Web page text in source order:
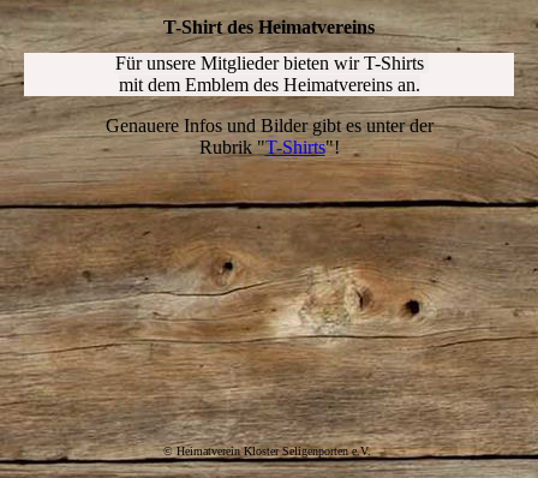
T-Shirt des Heimatvereins
Für unsere Mitglieder bieten wirT-Shirts
mit dem Emblem des Heimatvereins an.
Genauere Infos und Bilder gibt es unter der
Rubrik "T-Shirts"!
© Heimatverein Kloster Seligenporten e.V.